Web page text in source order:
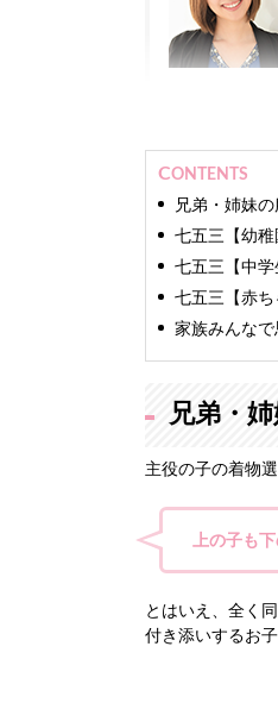
CONTENTS
兄弟・姉妹
七五三【幼
七五三【中学
七五三【赤
家族みんなで
兄弟・
主役の子の着物
上の子も
とはいえ、全く
付き添いするお